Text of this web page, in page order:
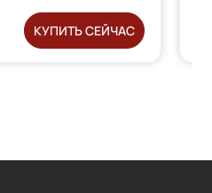
КУПИТЬ СЕЙЧАС